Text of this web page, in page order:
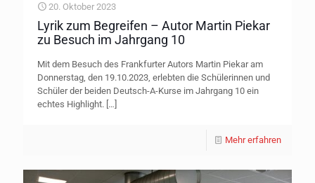
20. Oktober 2023
Lyrik zum Begreifen – Autor Martin Piekar
zu Besuch im Jahrgang 10
Mit dem Besuch des Frankfurter Autors Martin Piekar am
Donnerstag, den 19.10.2023, erlebten die Schülerinnen und
Schüler der beiden Deutsch-A-Kurse im Jahrgang 10 ein
echtes Highlight. […]
Mehr erfahren